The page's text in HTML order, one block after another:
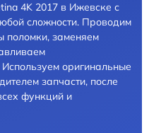
4K 2017 в Ижевске с
сложности. Проводим
поломки, заменяем
Используем оригинальные
запчасти, после
функций и